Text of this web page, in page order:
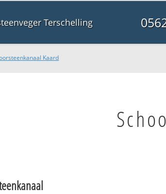
Terschelling
Kaard